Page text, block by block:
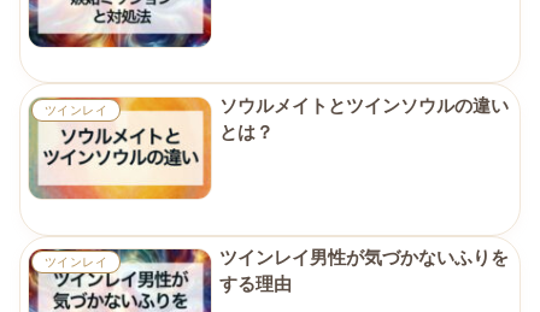
ツインレイ
ソウルメイトとツインソウルの違い
とは？
ツインレイ
ツインレイ男性が気づかないふりを
する理由